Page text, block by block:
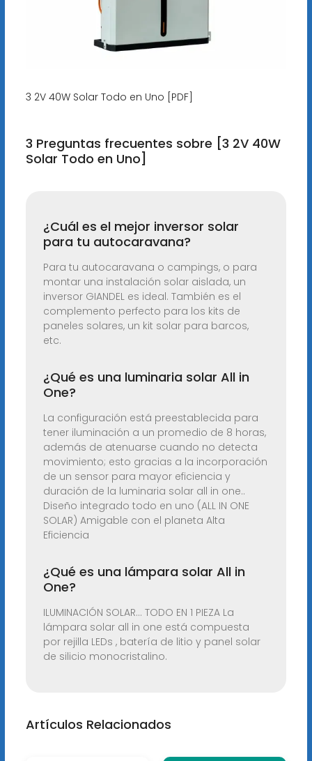
3 2V 40W Solar Todo en Uno [PDF]
3 Preguntas frecuentes sobre [3 2V 40W
Solar Todo en Uno]
¿Cuál es el mejor inversor solar
para tu autocaravana?
Para tu autocaravana o campings, o para
montar una instalación solar aislada, un
inversor GIANDEL es ideal. También es el
complemento perfecto para los kits de
paneles solares, un kit solar para barcos,
etc.
¿Qué es una luminaria solar All in
One?
La configuración está preestablecida para
tener iluminación a un promedio de 8 horas,
además de atenuarse cuando no detecta
movimiento; esto gracias a la incorporación
de un sensor para mayor eficiencia y
duración de la luminaria solar all in one..
Diseño integrado todo en uno (ALL IN ONE
SOLAR) Amigable con el planeta Alta
Eficiencia
¿Qué es una lámpara solar All in
One?
ILUMINACIÓN SOLAR... TODO EN 1 PIEZA La
lámpara solar all in one está compuesta
por rejilla LEDs , batería de litio y panel solar
de silicio monocristalino.
Artículos Relacionados